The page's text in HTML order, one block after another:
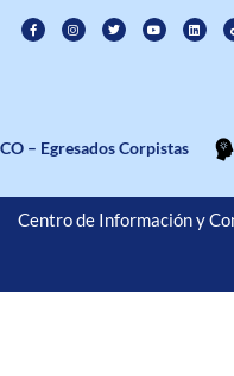
– Egresados Corpistas
Centro de Información y